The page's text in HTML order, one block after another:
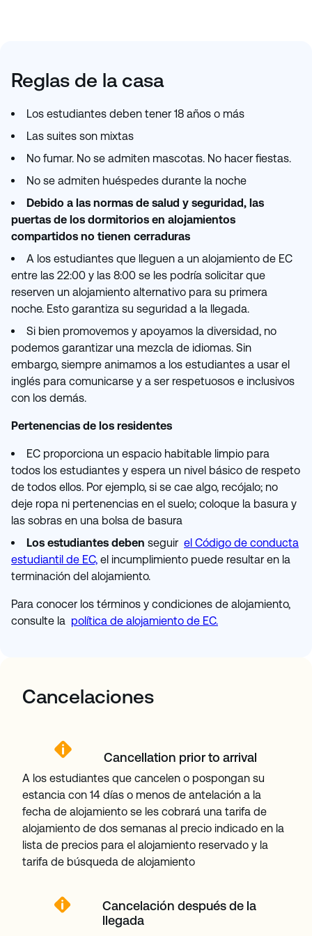
Reglas de la casa
Los estudiantes deben tener 18 años o más
Las suites son mixtas
No fumar. No se admiten mascotas. No hacer fiestas.
No se admiten huéspedes durante la noche
Debido a las normas de salud y seguridad, las
puertas de los dormitorios en alojamientos
compartidos no tienen cerraduras
A los estudiantes que lleguen a un alojamiento de EC
entre las 22:00 y las 8:00 se les podría solicitar que
reserven un alojamiento alternativo para su primera
noche. Esto garantiza su seguridad a la llegada.
Si bien promovemos y apoyamos la diversidad, no
podemos garantizar una mezcla de idiomas. Sin
embargo, siempre animamos a los estudiantes a usar el
inglés para comunicarse y a ser respetuosos e inclusivos
con los demás.
Pertenencias de los residentes
EC proporciona un espacio habitable limpio para
todos los estudiantes y espera un nivel básico de respeto
de todos ellos. Por ejemplo, si se cae algo, recójalo; no
deje ropa ni pertenencias en el suelo; coloque la basura y
las sobras en una bolsa de basura
Los estudiantes deben seguir el Código de conducta
estudiantil de EC, el incumplimiento puede resultar en la
terminación del alojamiento.
Para conocer los términos y condiciones de alojamiento,
consulte la política de alojamiento de EC.
Cancelaciones
Cancellation prior to arrival
A los estudiantes que cancelen o pospongan su
estancia con 14 días o menos de antelación a la
fecha de alojamiento se les cobrará una tarifa de
alojamiento de dos semanas al precio indicado en la
lista de precios para el alojamiento reservado y la
tarifa de búsqueda de alojamiento
Cancelación después de la
llegada